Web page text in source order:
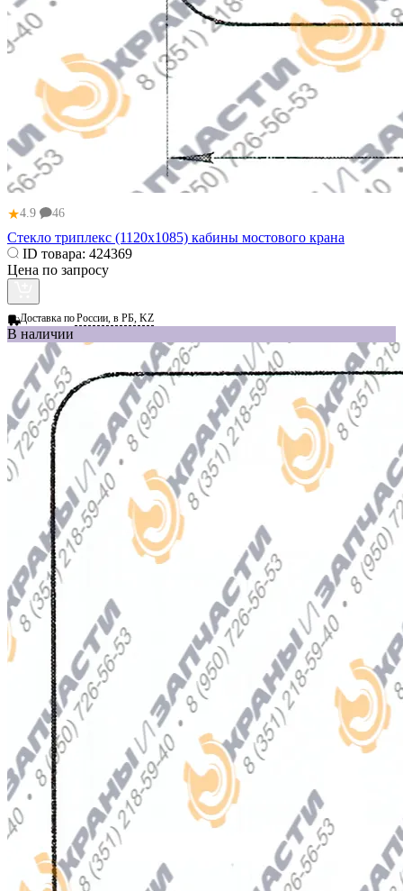
★4.9 46
Стекло триплекс (1120x1085) кабины мостового крана
ID товара: 424369
Цена по запросу
Доставка поРоссии, в РБ, KZ
В наличии